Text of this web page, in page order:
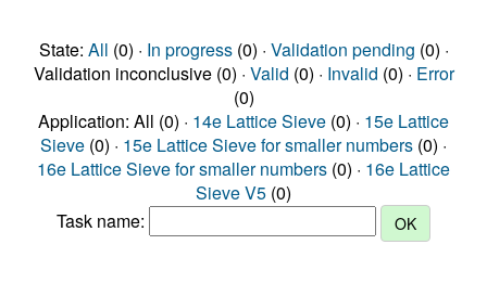
State: All (0) · In progress(0) · Validation pending (0) ·
Validation inconclusive (0) · Valid (0) · Invalid (0) · Error
(0)
Application: All (0) · 14e Lattice Sieve (0) · 15e Lattice
Sieve (0) · 15e Lattice Sieve for smaller numbers (0) ·
16e Lattice Sieve for smaller numbers (0) · 16e Lattice
Sieve V5 (0)
Task name: